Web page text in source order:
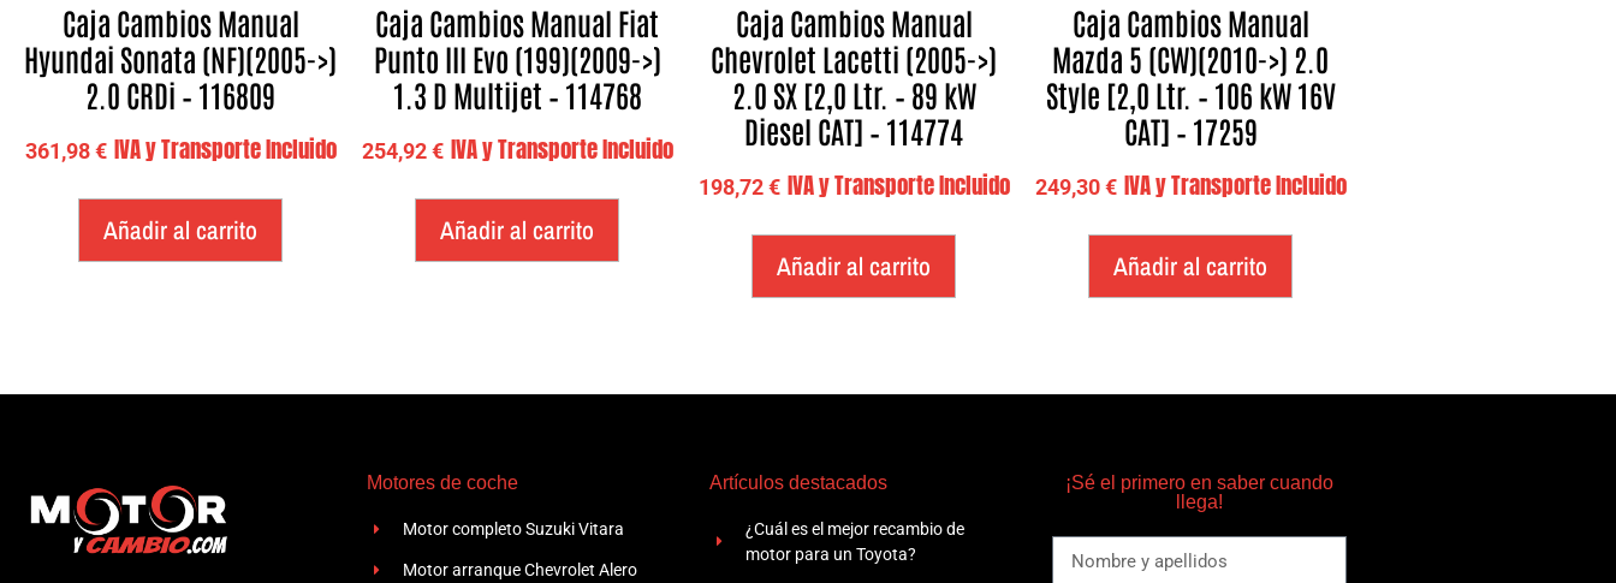
Caja Cambios Manual
Hyundai Sonata (NF)(2005->)
2.0 CRDi – 116809
361,98€ IVA y Transporte Incluido
Añadir al carrito
Caja Cambios Manual Fiat
Punto III Evo (199)(2009->)
1.3 D Multijet – 114768
254,92€ IVA y Transporte Incluido
Añadir al carrito
Caja Cambios Manual
Chevrolet Lacetti (2005->)
2.0 SX [2,0 Ltr. – 89 kW
Diesel CAT] – 114774
198,72€ IVA y Transporte Incluido
Añadir al carrito
Caja Cambios Manual
Mazda 5 (CW)(2010->) 2.0
Style [2,0 Ltr. – 106 kW 16V
CAT] – 17259
249,30€ IVA y Transporte Incluido
Añadir al carrito
Motores de coche
Motor completo Suzuki Vitara
Motor arranque Chevrolet Alero
Artículos destacados
¿Cuál es el mejor recambio de
motor para un Toyota?
¡Sé el primero en saber cuando
llega!